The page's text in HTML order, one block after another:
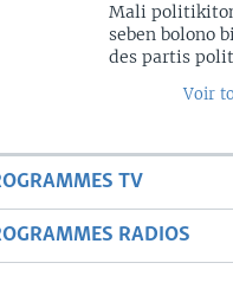
Mali
seben bolono
des partis
Voir
TV
RADIOS